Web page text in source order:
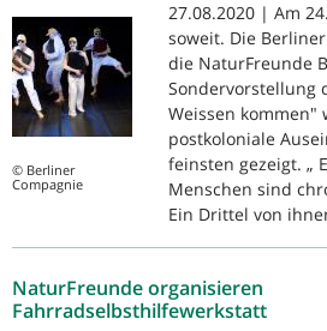
© Berliner
Compagnie
27.08.2020 | Am
soweit. Die
die NaturFreunde
Sondervorstellung
Weissen kommen"
postkoloniale
feinsten gezeigt. „
Menschen sind
Ein Drittel von
NaturFreunde organisieren
Fahrradselbsthilfewerkstatt